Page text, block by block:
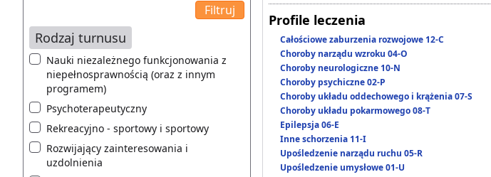
Rodzaj turnusu
Nauki niezależnego funkcjonowania z
niepełnosprawnością (oraz z innym
programem)
Psychoterapeutyczny
Rekreacyjno - sportowy i sportowy
Rozwijający zainteresowania i
uzdolnienia
Profile leczenia
Całościowe zaburzenia rozwojowe 12-C
Choroby narządu wzroku 04-O
Choroby neurologiczne 10-N
Choroby psychiczne 02-P
Choroby układu oddechowego i krążenia 07-S
Choroby układu pokarmowego 08-T
Epilepsja 06-E
Inne schorzenia 11-I
Upośledzenie narządu ruchu 05-R
Upośledzenie umysłowe 01-U